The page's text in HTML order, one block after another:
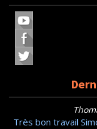
Très bon travail